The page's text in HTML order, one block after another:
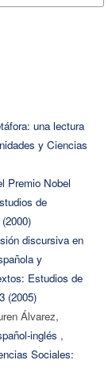
una lectura
y Ciencias
Premio Nobel
de
discursiva en
y
Estudios de
(2005)
Álvarez,
inglés ,
Sociales: